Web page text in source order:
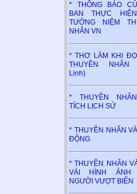
* THÔNG BÁO
BAN THỰC
TƯỞNG NIỆM
NHÂN VN
* THƠ LÀM KHI
THUYỀN NHÂN
Linh)
* THUYỀN
TÍCH LỊCH SỬ
* THUYỀN NHÂN
ĐỘNG
* THUYỀN NHÂN
VÀI HÌNH ẢNH
NGƯỜI VƯỢT BIỂN